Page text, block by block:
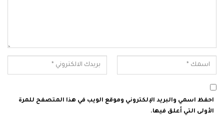
احفظ اسمي والبريد الإلكتروني وموقع الويب في هذا المتصفح للمرة
الأولى التي أعلق فيها.